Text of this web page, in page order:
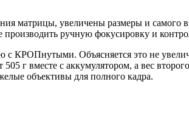
матрицы, увеличены размеры и самого
производить ручную фокусировку и
КРОПнутыми. Объясняется это не
г вместе с аккумулятором, а вес
объективы для полного кадра.